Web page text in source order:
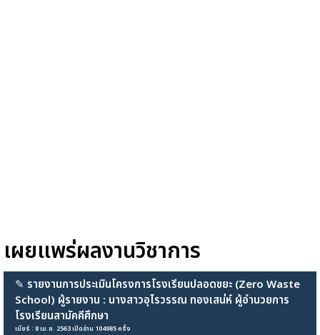
เผยแพร่ผลงานวิชาการ
✎ รายงานการประเมินโครงการโรงเรียนปลอดขยะ (Zero Waste
School) ผู้รายงาน : นางสาวอุไรวรรณ ทองเสน่ห์ ผู้อำนวยการ
โรงเรียนสามัคคีศึกษา
เบียร์ : 8 เม.ย. 2563 เปิดอ่าน 104985 ครั้ง